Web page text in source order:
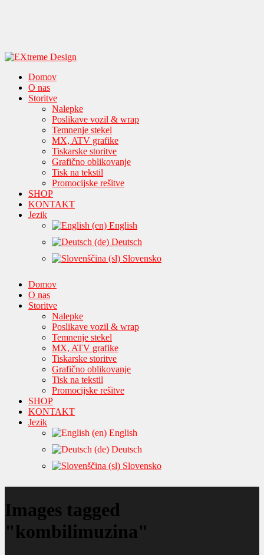
Domov
O nas
Storitve
Nalepke
Poslikave vozil & wrap
Temnenje stekel
MX, ATV grafike
Tiskarske storitve
Grafično oblikovanje
Tisk na tekstil
Promocijske rešitve
SHOP
KONTAKT
Jezik
English
Deutsch
Slovensko
Domov
O nas
Storitve
Nalepke
Poslikave vozil & wrap
Temnenje stekel
MX, ATV grafike
Tiskarske storitve
Grafično oblikovanje
Tisk na tekstil
Promocijske rešitve
SHOP
KONTAKT
Jezik
English
Deutsch
Slovensko
Images tagged
"kombilimuzina"